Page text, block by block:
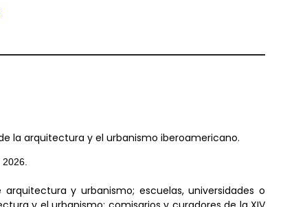
la arquitectura y el urbanismo iberoamericano.
y urbanismo; escuelas, universidades o